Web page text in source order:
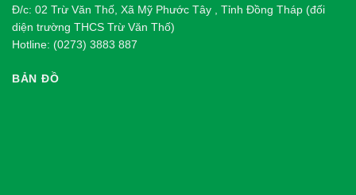
Đ/c: 02 Trừ Văn Thố, Xã Mỹ Phước Tây , Tỉnh Đồng Tháp (đối
diện trường THCS Trừ Văn Thố)
Hotline: (0273) 3883 887
BẢN ĐỒ